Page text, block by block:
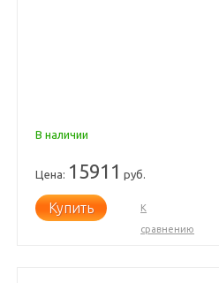
В наличии
Цена: 15911 руб.
Купить
К
сравнению